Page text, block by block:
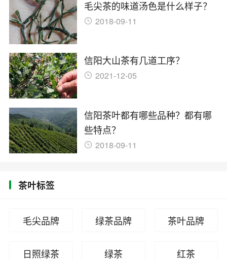
毛尖茶的味道汤色是什么样子？
2018-09-11
信阳大山茶有几道工序？
2021-12-05
信阳茶叶都有哪些品种？都有哪
些特点？
2018-09-11
茶叶标签
毛尖品牌 绿茶品牌 茶叶品牌
日照绿茶 绿茶 红茶